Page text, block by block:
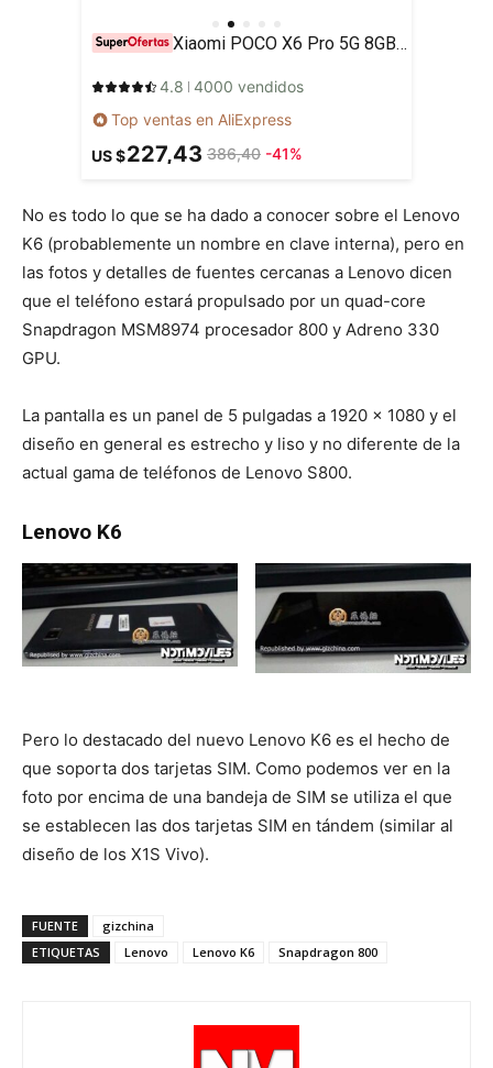
Xiaomi POCO X6 Pro 5G 8GB/256GB 12GB/512GB NFC EU Charger Global Version Teléfono móvil
4.8 4000 vendidos
Top ventas en AliExpress
US $227,43 386,40 -41%
No es todo lo que se ha dado a conocer sobre el Lenovo
K6 (probablemente un nombre en clave interna), pero en
las fotos y detalles de fuentes cercanas a Lenovo dicen
que el teléfono estará propulsado por un quad-core
Snapdragon MSM8974 procesador 800 y Adreno 330
GPU.
La pantalla es un panel de 5 pulgadas a 1920 x 1080 y el
diseño en general es estrecho y liso y no diferente de la
actual gama de teléfonos de Lenovo S800.
Lenovo K6
Pero lo destacado del nuevo Lenovo K6 es el hecho de
que soporta dos tarjetas SIM. Como podemos ver en la
foto por encima de una bandeja de SIM se utiliza el que
se establecen las dos tarjetas SIM en tándem (similar al
diseño de los X1S Vivo).
FUENTE
gizchina
ETIQUETAS
Lenovo Lenovo K6 Snapdragon 800